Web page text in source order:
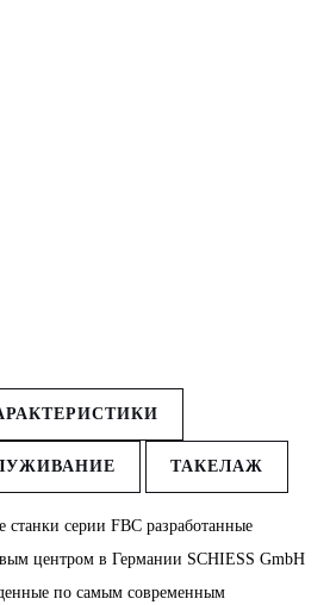
ТАКЕЛАЖ
станки серии FBC разработанные
центром в Германии SCHIESS GmbH
по самым современным